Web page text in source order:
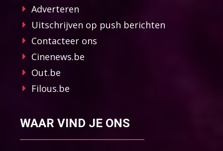
Adverteren
Uitschrijven op push berichten
Contacteer ons
Cinenews.be
Out.be
Filous.be
WAAR VIND JE ONS